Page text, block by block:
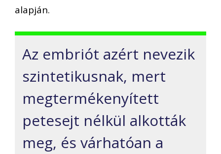
alapján.
Az embriót azért nevezik
szintetikusnak, mert
megtermékenyített
petesejt nélkül alkották
meg, és várhatóan a